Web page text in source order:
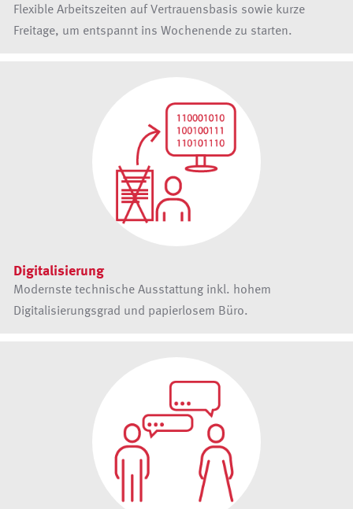
Flexible Arbeitszeiten auf Vertrauensbasis sowie kurze
Freitage, um entspannt ins Wochenende zu starten.
Digitalisierung
Modernste technische Ausstattung inkl. hohem
Digitalisierungsgrad und papierlosem Büro.